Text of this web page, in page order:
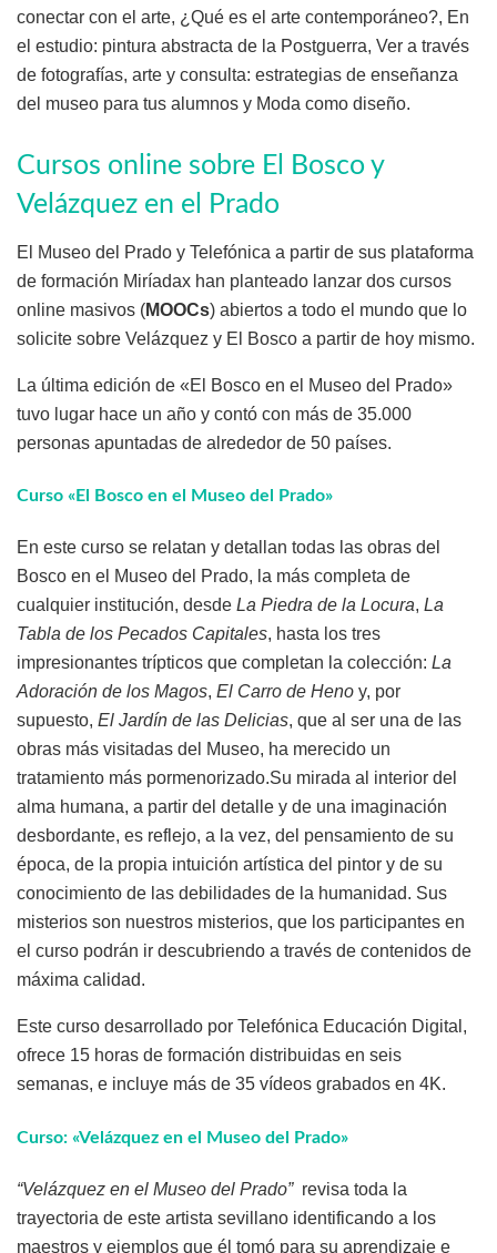
conectar con el arte, ¿Qué es el arte contemporáneo?, En
el estudio: pintura abstracta de la Postguerra, Ver a través
de fotografías, arte y consulta: estrategias de enseñanza
del museo para tus alumnos y Moda como diseño.
Cursos online sobre El Bosco y
Velázquez en el Prado
El Museo del Prado y Telefónica a partir de sus plataforma
de formación Miríadax han planteado lanzar dos cursos
online masivos (MOOCs) abiertos a todo el mundo que lo
solicite sobre Velázquez y El Bosco a partir de hoy mismo.
La última edición de «El Bosco en el Museo del Prado»
tuvo lugar hace un año y contó con más de 35.000
personas apuntadas de alrededor de 50 países.
Curso «El Bosco en el Museo del Prado»
En este curso se relatan y detallan todas las obras del
Bosco en el Museo del Prado, la más completa de
cualquier institución, desde La Piedra de la Locura, La
Tabla de los Pecados Capitales, hasta los tres
impresionantes trípticos que completan la colección: La
Adoración de los Magos, El Carro de Heno y, por
supuesto, El Jardín de las Delicias, que al ser una de las
obras más visitadas del Museo, ha merecido un
tratamiento más pormenorizado.Su mirada al interior del
alma humana, a partir del detalle y de una imaginación
desbordante, es reflejo, a la vez, del pensamiento de su
época, de la propia intuición artística del pintor y de su
conocimiento de las debilidades de la humanidad. Sus
misterios son nuestros misterios, que los participantes en
el curso podrán ir descubriendo a través de contenidos de
máxima calidad.
Este curso desarrollado por Telefónica Educación Digital,
ofrece 15 horas de formación distribuidas en seis
semanas, e incluye más de 35 vídeos grabados en 4K.
Curso: «Velázquez en el Museo del Prado»
“Velázquez en el Museo del Prado” revisa toda la
trayectoria de este artista sevillano identificando a los
maestros y ejemplos que él tomó para su aprendizaje e